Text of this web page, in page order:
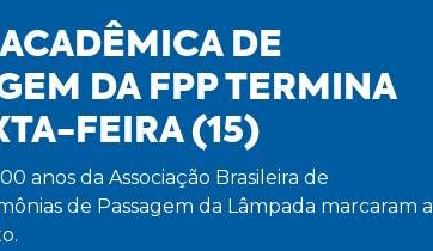
DE
DA FPP TERMINA
FEIRA (15)
anos da Associação Brasileira de
de Passagem da Lâmpada marcaram a